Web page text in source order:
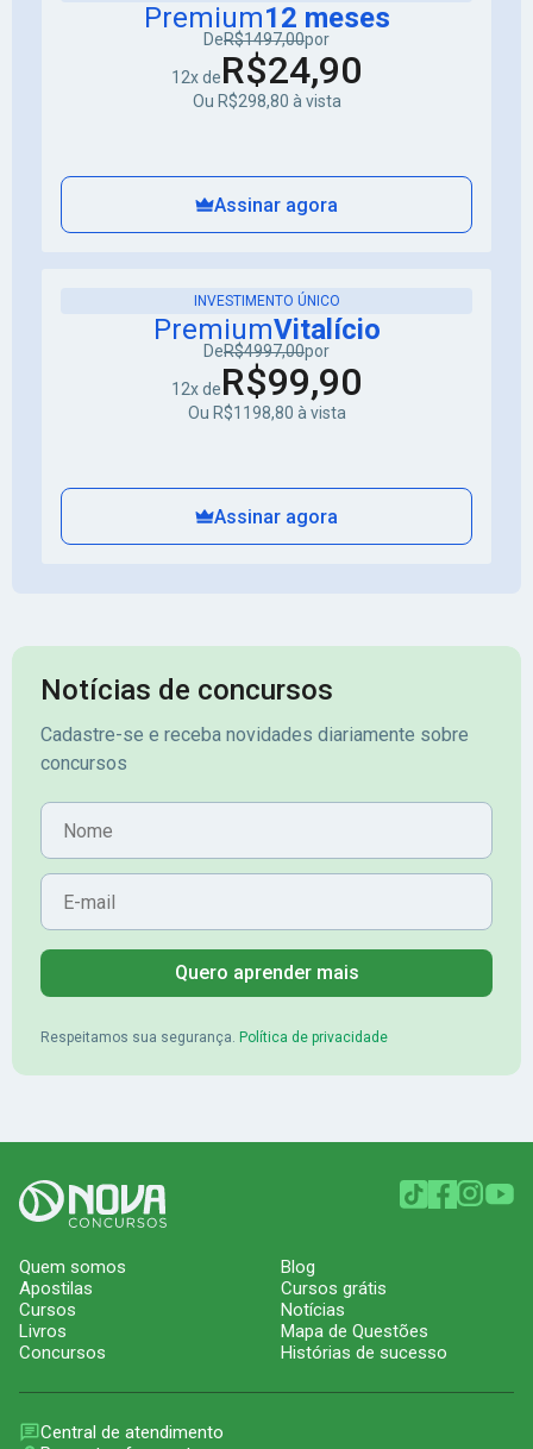
Premium12 meses
DeR$1497,00por
12x deR$24,90
Ou R$298,80 à vista
Assinar agora
INVESTIMENTO ÚNICO
PremiumVitalício
DeR$4997,00por
12x deR$99,90
Ou R$1198,80 à vista
Assinar agora
Notícias de concursos
Cadastre-se e receba novidades diariamente sobre
concursos
Nome
E-mail
Quero aprender mais
Respeitamos sua segurança. Política de privacidade
Quem somos
Apostilas
Cursos
Livros
Concursos
Blog
Cursos grátis
Notícias
Mapa de Questões
Histórias de sucesso
Central de atendimento